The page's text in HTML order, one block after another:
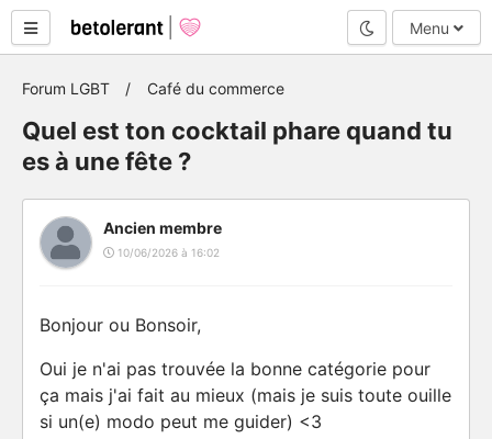
Mode nuit
Menu
Forum LGBT Café du commerce
Quel est ton cocktail phare quand tu
es à une fête ?
Ancien membre
10/06/2026 à 16:02
Bonjour ou Bonsoir,
Oui je n'ai pas trouvée la bonne catégorie pour
ça mais j'ai fait au mieux (mais je suis toute ouille
si un(e) modo peut me guider) <3